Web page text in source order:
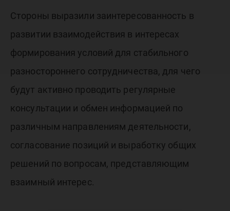
Стороны выразили заинтересованность в
развитии взаимодействия в интересах
формирования условий для стабильного
разностороннего сотрудничества, для чего
будут активно проводить регулярные
консультации и обмен информацией по
различным направлениям деятельности,
согласование позиций и выработку общих
решений по вопросам, представляющим
взаимный интерес.